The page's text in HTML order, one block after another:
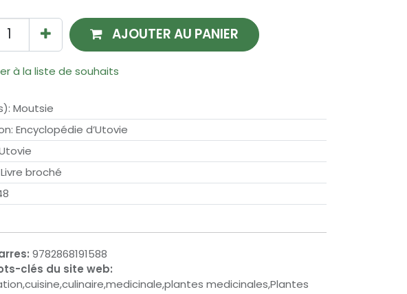
AJOUTER AU PANIER
à la liste de souhaits
: Moutsie
: Encyclopédie d’Utovie
Livre broché
9782868191588
clés du site web:
medicinales,Plantes